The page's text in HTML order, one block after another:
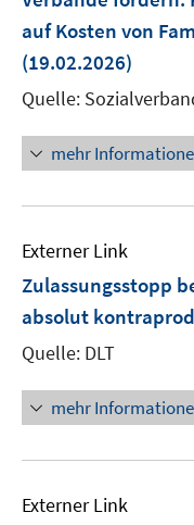
auf Kosten von
(19.02.2026)
Quelle:
mehr
Externer Link
Zulassungsstopp
absolut
Quelle: DLT
mehr
Externer Link